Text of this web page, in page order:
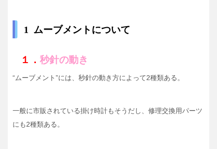
1 ムーブメントについて
１． 秒針の動き
“ムーブメント”には、秒針の動き方によって2種類ある。
一般に市販されている掛け時計もそうだし、修理交換用パーツ
にも2種類ある。